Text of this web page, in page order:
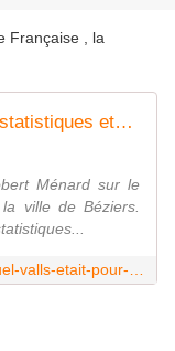
Française , la
Quand Manuel Valls était pour les statistiques ethniques
Ménard sur le
ville de Béziers.